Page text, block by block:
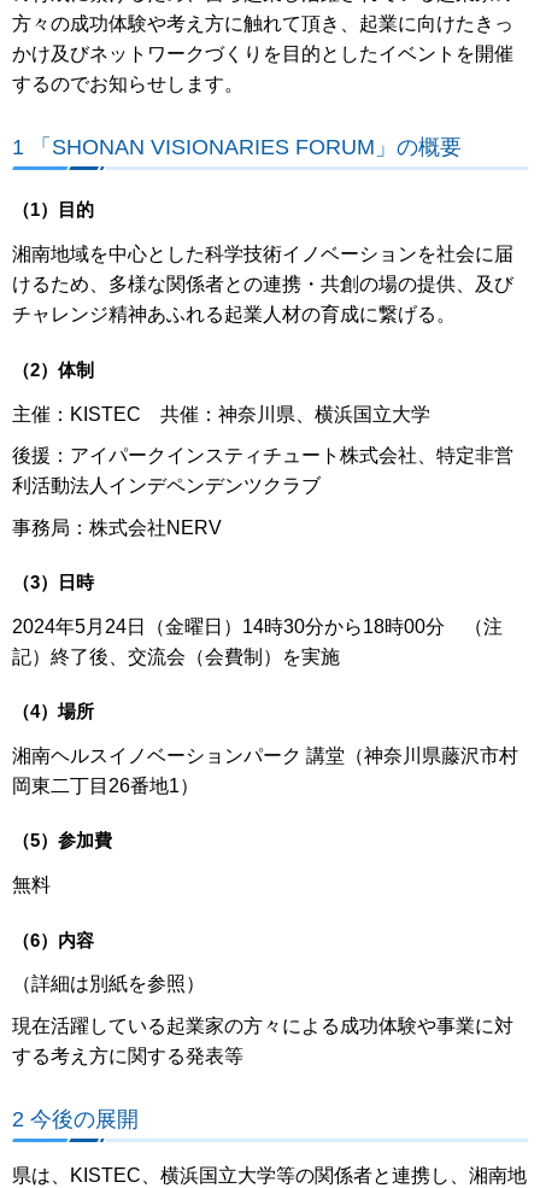
方々の成功体験や考え方に触れて頂き、起業に向けたきっ
かけ及びネットワークづくりを目的としたイベントを開催
するのでお知らせします。
1 「SHONAN VISIONARIES FORUM」の概要
（1）目的
湘南地域を中⼼とした科学技術イノベーションを社会に届
けるため、多様な関係者との連携・共創の場の提供、及び
チャレンジ精神あふれる起業人材の育成に繋げる。
（2）体制
主催：KISTEC 共催：神奈川県、横浜国立大学
後援：アイパークインスティチュート株式会社、特定非営
利活動法人インデペンデンツクラブ
事務局：株式会社NERV
（3）日時
2024年5月24日（金曜日）14時30分から18時00分 （注
記）終了後、交流会（会費制）を実施
（4）場所
湘南ヘルスイノベーションパーク 講堂（神奈川県藤沢市村
岡東二丁目26番地1）
（5）参加費
無料
（6）内容
（詳細は別紙を参照）
現在活躍している起業家の方々による成功体験や事業に対
する考え方に関する発表等
2 今後の展開
県は、KISTEC、横浜国立大学等の関係者と連携し、湘南地